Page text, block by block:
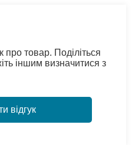
про товар. Поділіться
іншим визначитися з
відгук